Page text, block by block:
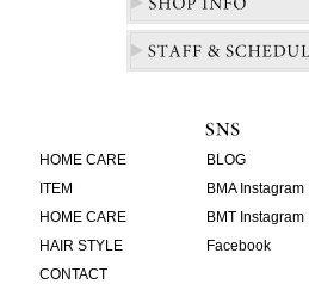
HOME CARE
ITEM
HOME CARE
HAIR STYLE
CONTACT
BLOG
BMA Instagram
BMT Instagram
Facebook